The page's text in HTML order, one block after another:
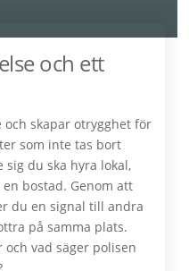
och ett
skapar otrygghet för
som inte tas bort
sig du ska hyra lokal,
bostad. Genom att
du en signal till andra
på samma plats.
vad säger polisen